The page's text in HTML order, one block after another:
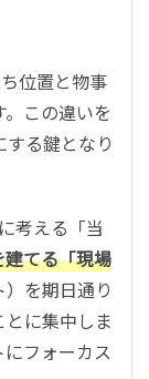
位置と物事
この違いを
る鍵となり
考える「当
てる「現場
を期日通り
に集中しま
フォーカス